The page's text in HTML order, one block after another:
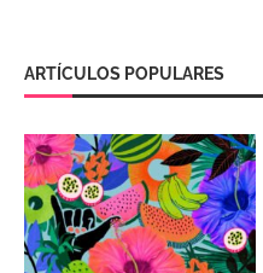
ARTÍCULOS POPULARES